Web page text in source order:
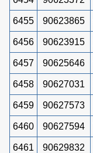
6455 90623865
6456 90623915
6457 90625646
6458 90627031
6459 90627573
6460 90627594
6461 90629832